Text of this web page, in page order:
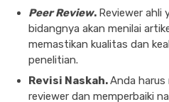
Peer Review. Reviewer ahli
bidangnya akan menilai
memastikan kualitas dan
penelitian.
Revisi Naskah.Anda
reviewer dan memperbaiki